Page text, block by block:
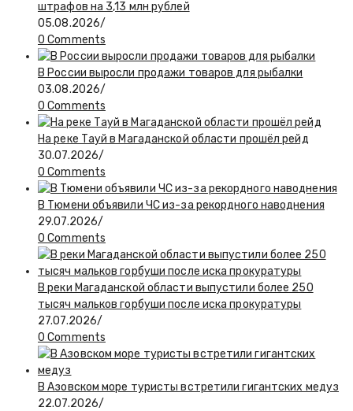
штрафов на 3,13 млн рублей
05.08.2026/
0 Comments
В России выросли продажи товаров для рыбалки
03.08.2026/
0 Comments
На реке Тауй в Магаданской области прошёл рейд
30.07.2026/
0 Comments
В Тюмени объявили ЧС из-за рекордного наводнения
29.07.2026/
0 Comments
В реки Магаданской области выпустили более 250
тысяч мальков горбуши после иска прокуратуры
27.07.2026/
0 Comments
В Азовском море туристы встретили гигантских медуз
22.07.2026/